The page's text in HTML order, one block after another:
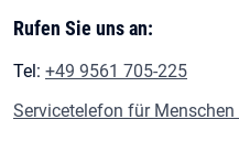
Rufen Sie uns an:
Tel: +49 9561 705-225
Servicetelefon für